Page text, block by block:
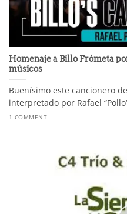
Homenaje a Billo Frómeta
músicos
Buenísimo este cancionero
interpretado por Rafael
1 COMMENT